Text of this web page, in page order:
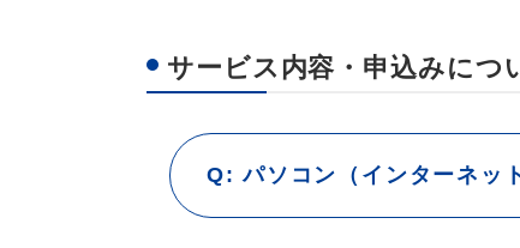
サービス内容・申込みにつ
パソコン（インターネッ